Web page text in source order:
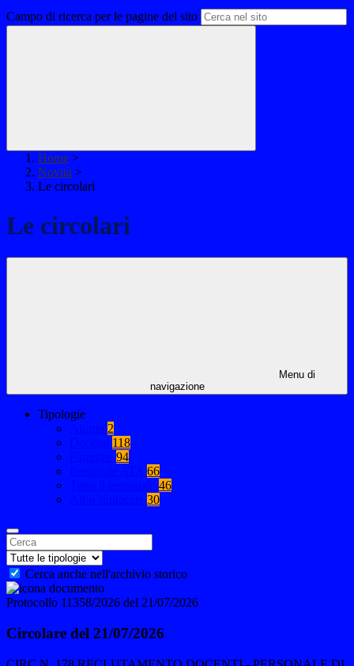
Campo di ricerca per le pagine del sito
Home >
Novità >
Le circolari
Le circolari
Menu di
navigazione
Tipologie
2
118
94
66
46
30
Cerca anche nell'archivio storico
Protocollo 11358/2026 del 21/07/2026
Circolare del 21/07/2026